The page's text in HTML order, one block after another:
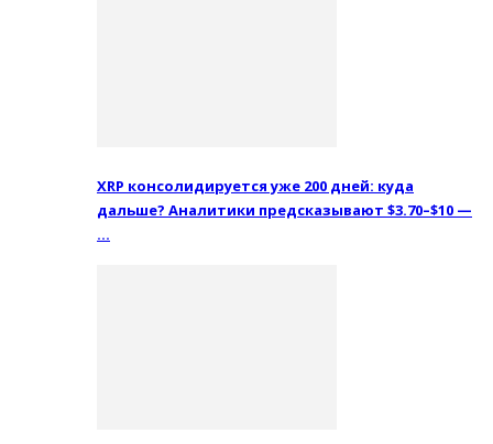
XRP консолидируется уже 200 дней: куда
дальше? Аналитики предсказывают $3.70–$10 —
…